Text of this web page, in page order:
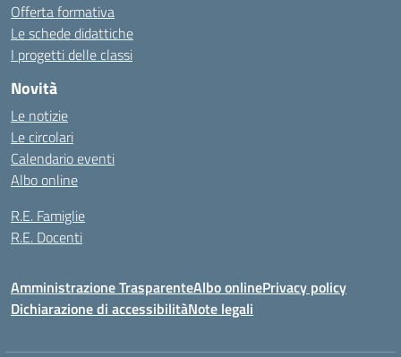
Offerta formativa
Le schede didattiche
I progetti delle classi
Novità
Le notizie
Le circolari
Calendario eventi
Albo online
R.E. Famiglie
R.E. Docenti
Amministrazione TrasparenteAlbo onlinePrivacy policy
Dichiarazione di accessibilitàNote legali